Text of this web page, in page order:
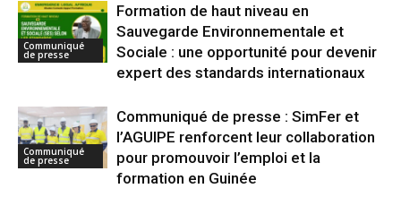
Communiqué
de presse
Formation de haut niveau en
Sauvegarde Environnementale et
Sociale : une opportunité pour devenir
expert des standards internationaux
Communiqué
de presse
Communiqué de presse : SimFer et
l’AGUIPE renforcent leur collaboration
pour promouvoir l’emploi et la
formation en Guinée